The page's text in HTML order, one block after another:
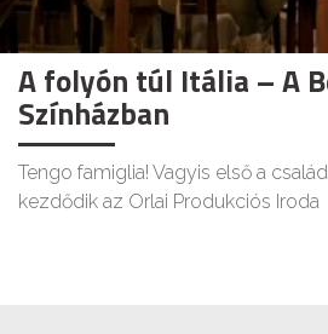
A folyón túl Itália – A
Színházban
Tengo famiglia! Vagyis első a
kezdődik az Orlai Produkciós Iroda